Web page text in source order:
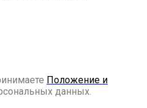
Положение и
данных.